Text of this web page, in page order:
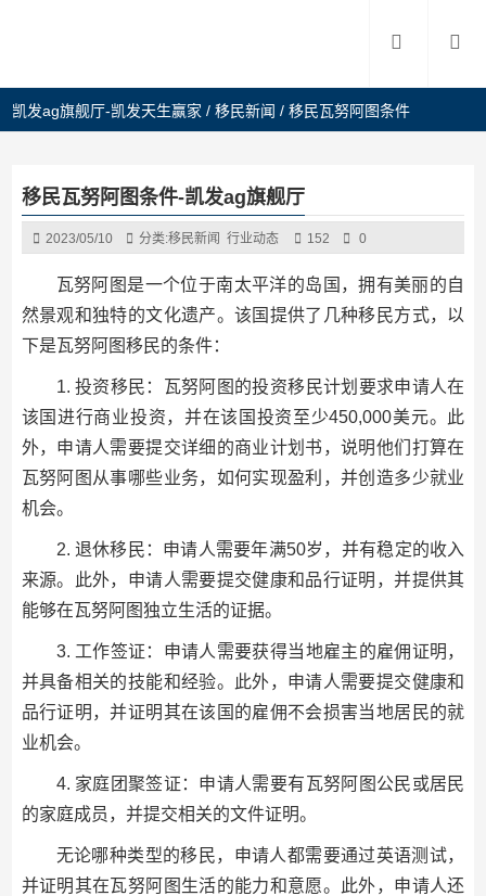
凯发ag旗舰厅-凯发天生赢家 /移民新闻 /移民瓦努阿图条件
移民瓦努阿图条件-凯发ag旗舰厅
2023/05/10 分类:移民新闻 行业动态 152 0
瓦努阿图是一个位于南太平洋的岛国，拥有美丽的自
然景观和独特的文化遗产。该国提供了几种移民方式，以
下是瓦努阿图移民的条件：
1. 投资移民：瓦努阿图的投资移民计划要求申请人在
该国进行商业投资，并在该国投资至少450,000美元。此
外，申请人需要提交详细的商业计划书，说明他们打算在
瓦努阿图从事哪些业务，如何实现盈利，并创造多少就业
机会。
2. 退休移民：申请人需要年满50岁，并有稳定的收入
来源。此外，申请人需要提交健康和品行证明，并提供其
能够在瓦努阿图独立生活的证据。
3. 工作签证：申请人需要获得当地雇主的雇佣证明，
并具备相关的技能和经验。此外，申请人需要提交健康和
品行证明，并证明其在该国的雇佣不会损害当地居民的就
业机会。
4. 家庭团聚签证：申请人需要有瓦努阿图公民或居民
的家庭成员，并提交相关的文件证明。
无论哪种类型的移民，申请人都需要通过英语测试，
并证明其在瓦努阿图生活的能力和意愿。此外，申请人还